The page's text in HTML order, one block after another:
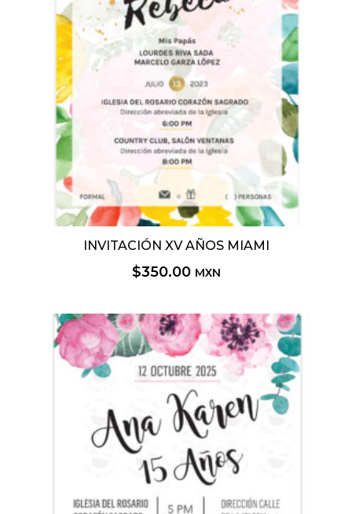
INVITACIÓN XV AÑOS MIAMI
$350.00 MXN